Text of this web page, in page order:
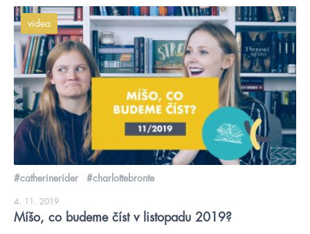
videa
#catherinerider #charlottebronte
4. 11. 2019
Míšo, co budeme číst v listopadu 2019?